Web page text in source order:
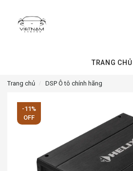
TRANG CHỦ
Trang chủ DSP Ô tô chính hãng
-11%
OFF